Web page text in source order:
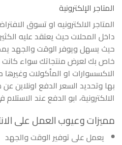
المتاجر الإلكترونية
المتاجر الالكترونيه او تسوق
داخل المحلات حيث يعتقد عليه
حيث يسهل ويوفر الوقت والجهد
خاص بك لعرض منتجاتك سواء كانت
الاكسسوارات او المأكولات وغيرها
بها وتحديد السعر الدفع اونلاين
الالكترونية، ابو الدفع عند
مميزات وعيوب العمل على
يعمل على توفير الوقت والجهد